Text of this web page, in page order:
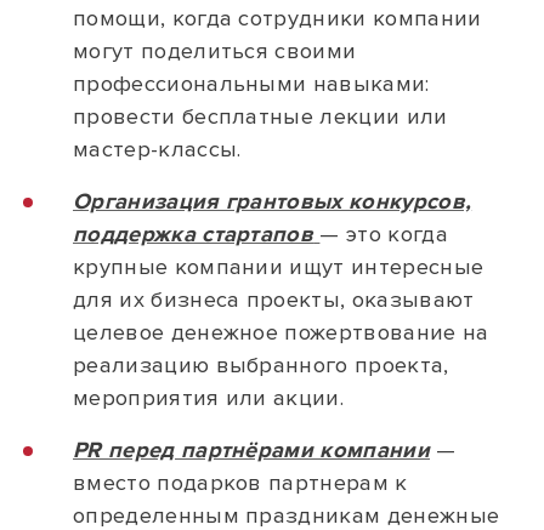
помощи, когда сотрудники компании
могут поделиться своими
профессиональными навыками:
провести бесплатные лекции или
мастер-классы.
Организация грантовых конкурсов,
поддержка стартапов — это когда
крупные компании ищут интересные
для их бизнеса проекты, оказывают
целевое денежное пожертвование на
реализацию выбранного проекта,
мероприятия или акции.
PR перед партнёрами компании—
вместо подарков партнерам к
определенным праздникам денежные